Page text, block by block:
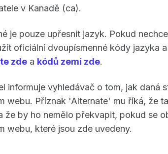
v Kanadě (ca).
je pouze upřesnit jazyk. Pokud
oficiální dvoupísmenné kódy jazyka
zde a kódů zemí zde.
informuje vyhledávač o tom, jak daná
webu. Příznak 'Alternate' mu říká, že
že by ho nemělo překvapit, pokud se
webu, které jsou zde uvedeny.